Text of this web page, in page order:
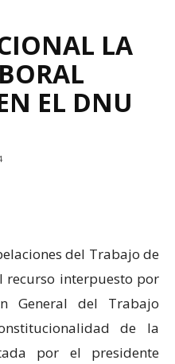
LA
EL DNU
del Trabajo de
recurso interpuesto por
General del Trabajo
de la
por el presidente